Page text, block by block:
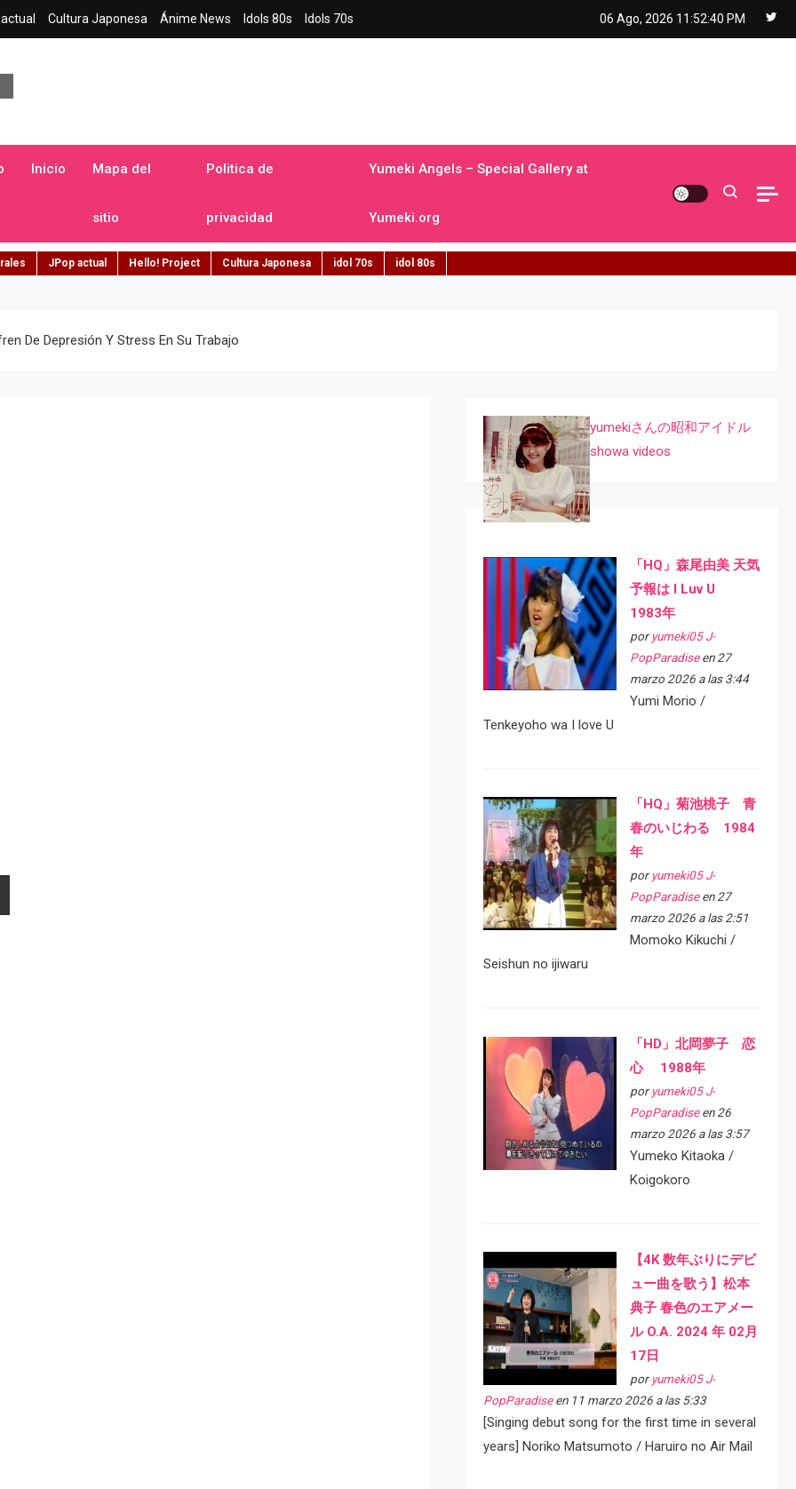
Cultura Japonesa Ánime News Idols 80s Idols 70s 06 Ago, 2026 11:52:41 PM
Inicio Mapa del
sitio
Politica de
privacidad
Yumeki Angels – Special Gallery at
Yumeki.org
JPop actual Hello! Project Cultura Japonesa idol 70s idol 80s
De Depresión Y Stress En Su Trabajo
yumekiさんの昭和アイドル
showa videos
「HQ」森尾由美 天気
予報は I Luv U
1983年
por yumeki05 J-
PopParadiseen 27
marzo 2026 a las 3:44
Yumi Morio /
Tenkeyoho wa I love U
「HQ」菊池桃子 青
春のいじわる 1984
年
por yumeki05 J-
PopParadiseen 27
marzo 2026 a las 2:51
Momoko Kikuchi /
Seishun no ijiwaru
「HD」北岡夢子 恋
心 1988年
por yumeki05 J-
PopParadiseen 26
marzo 2026 a las 3:57
Yumeko Kitaoka /
Koigokoro
【4K 数年ぶりにデビ
ュー曲を歌う】松本
典子 春色のエアメー
ル O.A. 2024 年 02月
17日
por yumeki05 J-
PopParadiseen 11 marzo 2026 a las 5:33
[Singing debut song for the first time in several
years] Noriko Matsumoto / Haruiro no Air Mail